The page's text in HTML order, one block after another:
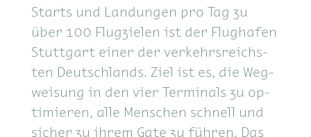
Starts und Lan­dun­gen pro Tag zu
über 100 Flug­zie­len ist der Flug­ha­fen
Stutt­gart ei­ner der ver­kehrs­reichs­
ten Deutsch­lands. Ziel ist es, die Weg­
wei­sung in den vier Ter­mi­nals zu op­
ti­mie­ren, alle Men­schen schnell und
si­cher zu ih­rem Gate zu füh­ren. Das